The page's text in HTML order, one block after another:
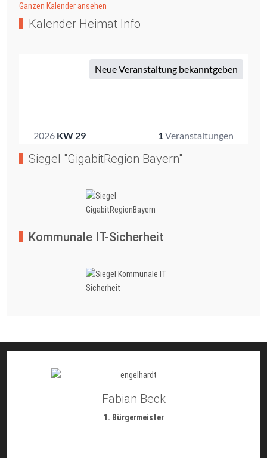
Ganzen Kalender ansehen
Kalender Heimat Info
Siegel "GigabitRegion Bayern"
Kommunale IT-Sicherheit
Fabian Beck
1. Bürgermeister